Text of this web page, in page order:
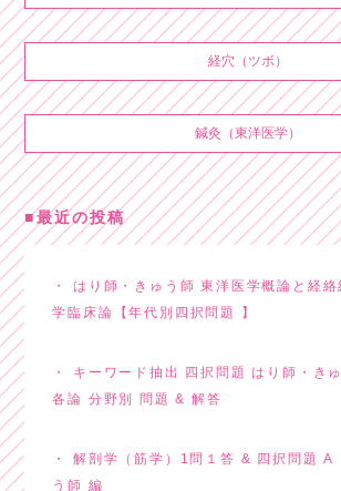
経穴（ツボ）
鍼灸（東洋医学）
最近の投稿
はり師・きゅう師 東洋医学概論と経絡
学臨床論【年代別四択問題 】
キーワード抽出 四択問題 はり師・き
各論 分野別 問題 & 解答
解剖学（筋学）1問１答 & 四択問題
う師 編